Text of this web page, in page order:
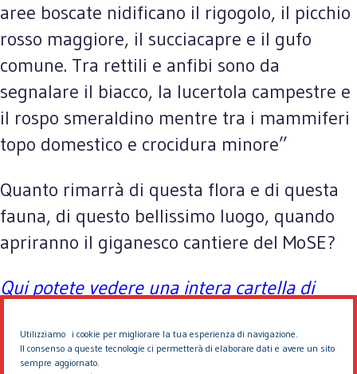
Utilizziamo i cookie per migliorare la tua esperienza di navigazione.
Il consenso a queste tecnologie ci permetterà di elaborare dati e avere un sito
sempre aggiornato.
aree boscate nidificano il rigogolo, il picchio
rosso maggiore, il succiacapre e il gufo
comune. Tra rettili e anfibi sono da
segnalare il biacco, la lucertola campestre e
il rospo smeraldino mentre tra i mammiferi
topo domestico e crocidura minore”
Quanto rimarrà di questa flora e di questa
fauna, di questo bellissimo luogo, quando
apriranno il giganesco cantiere del MoSE?
Qui potete vedere una intera cartella di
al 2004